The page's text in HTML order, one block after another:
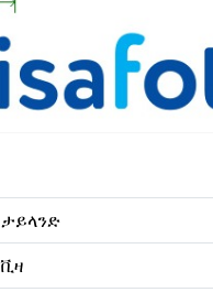
ታይላንድ
ቪዛ